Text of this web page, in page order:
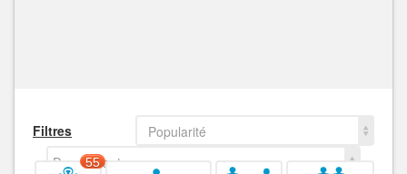
Filtres
Popularité
Decroissant
55